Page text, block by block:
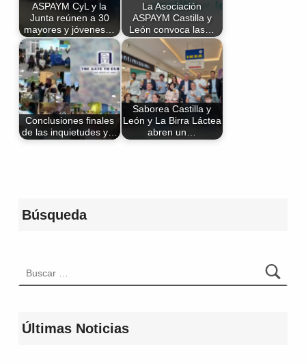
ASPAYM CyL y la
Junta reúnen a 30
mayores y jóvenes…
La Asociación
ASPAYM Castilla y
León convoca las…
Conclusiones finales
de las inquietudes y…
Saborea Castilla y
León y La Birra Láctea
abren un…
Búsqueda
Últimas Noticias